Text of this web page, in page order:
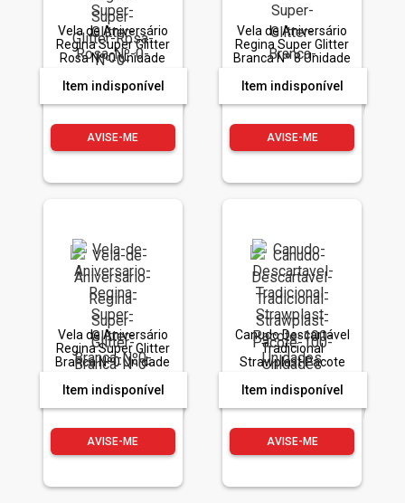
Vela de Aniversário
Regina Super Glitter
Rosa Nº 0 Unidade
Item indisponível
AVISE-ME
Vela de Aniversário
Regina Super Glitter
Branca Nº 8 Unidade
Item indisponível
AVISE-ME
Vela de Aniversário
Regina Super Glitter
Branca Nº0 Unidade
Item indisponível
AVISE-ME
Canudo Descartável
Tradicional
Strawplast Pacote
Item indisponível
AVISE-ME